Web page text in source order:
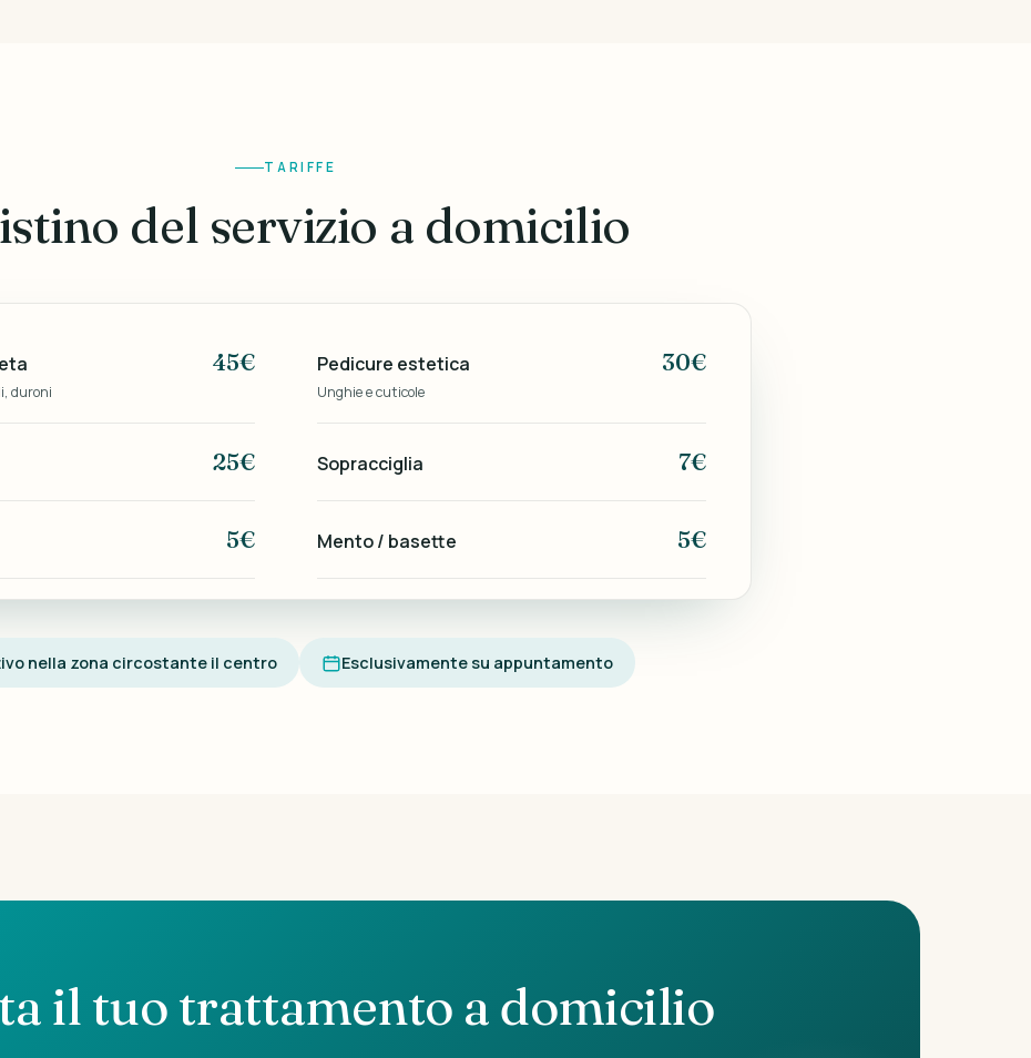
TARIFFE
del servizio a domicilio
duroni
45€ Pedicure estetica
Unghie e cuticole
30€
25€ Sopracciglia 7€
5€ Mento / basette 5€
nella zona circostante il centro Esclusivamente su appuntamento
il tuo trattamento a domicilio